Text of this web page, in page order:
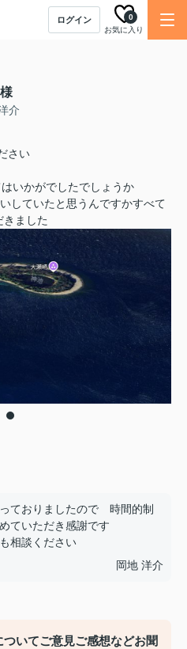
ログイン
お気に入り
0
介
さい
いかがでしたでしょうか
していたと思うんですかすべて
ました
ておりましたので 時間的制
ていただき感謝です
相談ください
岡地 洋介
いてご意見ご感想などお聞